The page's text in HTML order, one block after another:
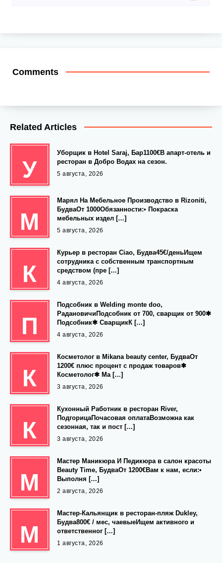
Comments
Related Articles
У
Уборщик в Hotel Saraj, Бар1100€В апарт-отель и
ресторан в Добро Водах на сезон.
5 августа, 2026
М
Марял На Мебельное Производство в Rizoniti,
БудваОт 1000Обязанности:• Покраска
мебельных издел […]
5 августа, 2026
К
Курьер в ресторан Ciao, Будва45€/деньИщем
сотрудника с собственным транспортным
средством (пре […]
4 августа, 2026
П
Подсобник в Welding monte doo,
РадановичиПодсобник от 700, сварщик от 900✱
Подсобник✱ СварщикК […]
4 августа, 2026
К
Косметолог в Mikana beauty center, БудваОт
1200€ плюс процент с продаж товаров✱
Косметолог✱ Ма […]
3 августа, 2026
К
Кухонный Работник в ресторан River,
ПодгорицаПочасовая оплатаВозможна как
сезонная, так и пост […]
3 августа, 2026
М
Мастер Маникюра И Педикюра в салон красоты
Beauty Time, БудваОт 1200€Вам к нам, если:•
Выполня […]
2 августа, 2026
М
Мастер-Кальянщик в ресторан-пляж Dukley,
Будва800€ / мес, чаевыеИщем активного и
ответственног […]
1 августа, 2026